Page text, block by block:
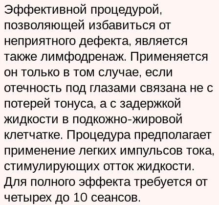
Эффективной процедурой,
позволяющей избавиться от
неприятного дефекта, является
также лимфодренаж. Применяется
он только в том случае, если
отечность под глазами связана не с
потерей тонуса, а с задержкой
жидкости в подкожно-жировой
клетчатке. Процедура предполагает
применение легких импульсов тока,
стимулирующих отток жидкости.
Для полного эффекта требуется от
четырех до 10 сеансов.